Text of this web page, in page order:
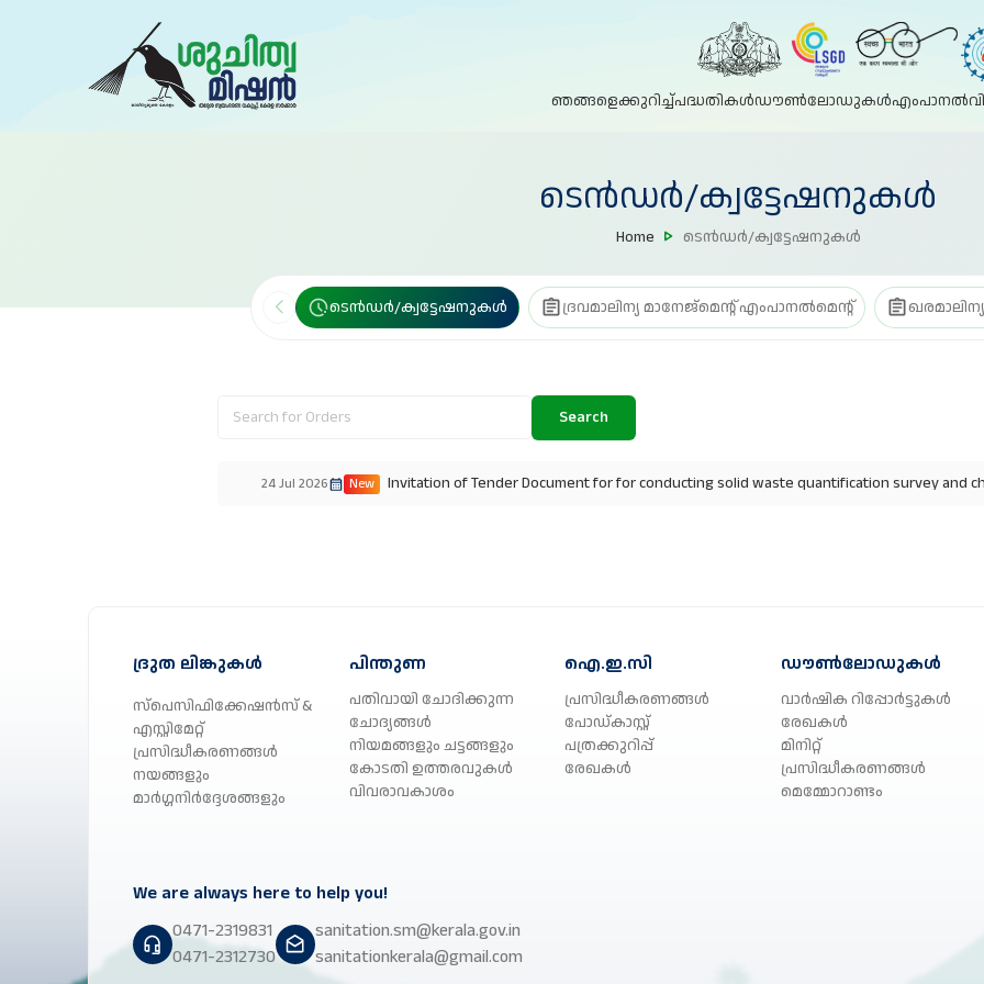
ഞങ്ങളെക്കുറിച്ച്പദ്ധതികൾഡൗൺലോഡുകൾഎംപാനൽ
ടെൻഡർ/ക്വട്ടേഷനുകൾ
Home ടെൻഡർ/ക്വട്ടേഷനുകൾ
ടെൻഡർ/ക്വട്ടേഷനുകൾ ദ്രവമാലിന്യ മാനേജ്മെന്റ് എംപാനൽമെന്റ്
Search
24 Jul 2026 New
Invitation of Tender Document for for conducting solid waste quantification survey and characterization study for
ദ്രുത ലിങ്കുകൾ
സ്പെസിഫിക്കേഷൻസ് &
എസ്റ്റിമേറ്റ്
പ്രസിദ്ധീകരണങ്ങൾ
നയങ്ങളും
മാർഗ്ഗനിർദ്ദേശങ്ങളും
പിന്തുണ
പതിവായി ചോദിക്കുന്ന
ചോദ്യങ്ങൾ
നിയമങ്ങളും ചട്ടങ്ങളും
കോടതി ഉത്തരവുകൾ
വിവരാവകാശം
ഐ.ഇ.സി
പ്രസിദ്ധീകരണങ്ങൾ
പോഡ്കാസ്റ്റ്
പത്രക്കുറിപ്പ്
രേഖകൾ
ഡൗൺലോഡുകൾ
വാർഷിക റിപ്പോർട്ടുകൾ
രേഖകൾ
മിനിറ്റ്
പ്രസിദ്ധീകരണങ്ങൾ
മെമ്മോറാണ്ടം
We are always here to help you!
0471-2319831
0471-2312730
sanitation.sm@kerala.gov.in
sanitationkerala@gmail.com